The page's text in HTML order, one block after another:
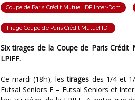
Coupe de Paris Crédit Mutuel IDF Inter-Dom
Tirage Coupe de Paris Crédit Mutuel IDF
Six tirages de la Coupe de Paris Crédit Mutuel IDF ont lieu ce mardi 11 mars au siège de la
LPIFF.
Ce mardi (18h), lestirages des 1/4 et
Futsal Seniors F – Futsal Seniors et